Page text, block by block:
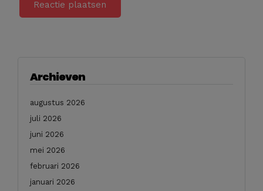
Archieven
augustus 2026
juli 2026
juni 2026
mei 2026
februari 2026
januari 2026